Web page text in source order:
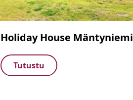
Holiday House Mäntyniemi
Tutustu